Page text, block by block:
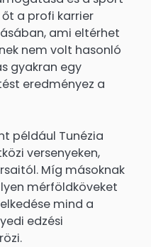
a profi karrier
ami eltérhet
nem volt hasonló
gyakran egy
eredményez a
például Tunézia
versenyeken,
Míg másoknak
mérföldköveket
mind a
edzési